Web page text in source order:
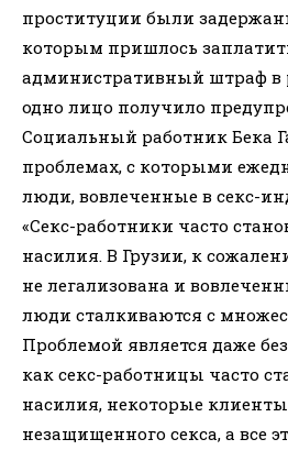
проституции были
которым пришлось
административный штраф в
одно лицо получило
Социальный работник Бека
проблемах, с которыми
люди, вовлеченные в секс-
«Секс-работники часто
насилия. В Грузии, к
не легализована и
люди сталкиваются с
Проблемой является даже
как секс-работницы часто
насилия, некоторые
незащищенного секса, а все